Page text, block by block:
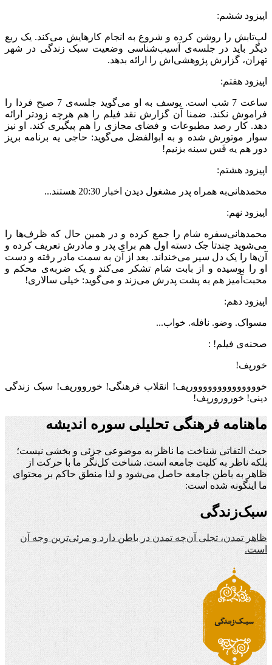
اپیزود ششم:
لپ‌تابش را روشن کرده و شروع به انجام کارهایش می‌کند. یک ربع
دیگر باید در جلسه‌ی آسیب‌شناسی وضعیت سبک زندگی در شهر
تهران، گزارش پژوهشی‌اش را ارائه بدهد.
اپیزود هفتم:
ساعت 7 شب است. یوسف به او می‌‌گوید جلسه‌ی 7 صبح فردا را
فراموش نکند. ضمنا آن گزارش نقد فیلم را هم هرچه زودتر ارائه
دهد. کار رصد مطبوعات و فضای مجازی را هم پیگیری کند. او نیز
سوار موتورش شده و به ابوالفضل می‌گوید: حاجی یه برنامه بریز
دور هم یه فَس سینه بزنیم!
اپیزود هشتم:
محمدهانی‌‌به همراه پدر مشغول دیدن اخبار 20:30 هستند...
اپیزود نهم:
محمدهانی‌‌سفره شام را جمع کرده و در همین حال که ظرف‌ها را
می‌‌شوید چندتا جک دسته اول هم برای پدر و مادرش تعریف کرده و
آن‌ها را یک دل سیر می‌‌خنداند. بعد از آن به سمت مادر رفته و دست
او را بوسیده و از بابت شام تشکر می‌‌کند و یک ضربه‌ی محکم و
محبت‌آمیز هم به پشت پدرش می‌زند و می‌گوید: خیلی سالاری!
اپیزود دهم:
مسواک. وضو. نافله. خواب...
صحنه‌ی فیلم! :
خورپف!
خوووووووووووووورپف! انقلاب فرهنگی! خوروورپف! سبک زندگی
دینی! خورورورپف!
ماهنامه فرهنگی تحلیلی سوره اندیشه
حیث التفاتی شناخت ما ناظر به موضوعی جزئی و بخشی نیست؛
بلکه ناظر به کلیت جامعه است. شناخت کل‌نگر ما با حرکت از
ظاهر به باطن جامعه حاصل می‌شود و لذا منطق حاکم بر محتوای
ما اینگونه شده است:
سبک‌زندگی
ظاهر تمدن، تجلی آن‌چه تمدن در باطن دارد و مرئی‌ترین وجه آن
است.